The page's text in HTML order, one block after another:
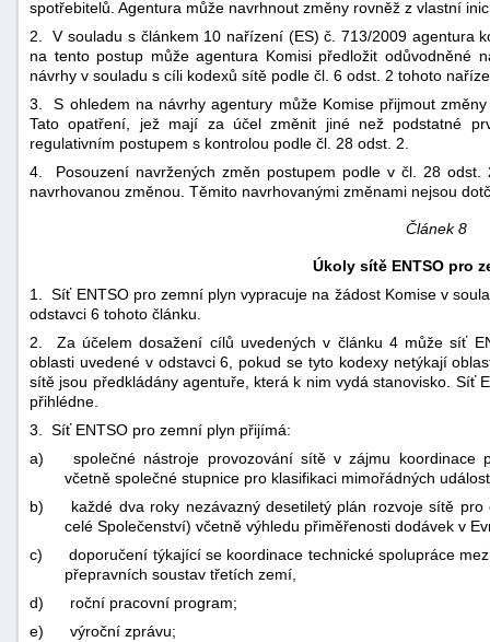
spotřebitelů. Agentura může navrhnout změny rovněž z vlastní
2. V souladu s článkem 10 nařízení (ES) č. 713/2009 agentura
na tento postup může agentura Komisi předložit odůvodněné
návrhy v souladu s cíli kodexů sítě podle čl. 6 odst. 2 tohoto
3. S ohledem na návrhy agentury může Komise přijmout
Tato opatření, jež mají za účel změnit jiné než podstatné
regulativním postupem s kontrolou podle čl. 28 odst. 2.
4. Posouzení navržených změn postupem podle v čl. 28
navrhovanou změnou. Těmito navrhovanými změnami nejsou
Článek 8
Úkoly sítě ENTSO pro
1. Síť ENTSO pro zemní plyn vypracuje na žádost Komise v
odstavci 6 tohoto článku.
2. Za účelem dosažení cílů uvedených v článku 4 může síť
oblasti uvedené v odstavci 6, pokud se tyto kodexy netýkají
sítě jsou předkládány agentuře, která k nim vydá stanovisko. Síť
přihlédne.
3. Síť ENTSO pro zemní plyn přijímá:
a)
společné nástroje provozování sítě v zájmu koordinace
včetně společné stupnice pro klasifikaci mimořádných
b)
každé dva roky nezávazný desetiletý plán rozvoje sítě
celé Společenství) včetně výhledu přiměřenosti dodávek v
c)
doporučení týkající se koordinace technické spolupráce
přepravních soustav třetích zemí,
d)
roční pracovní program;
e)
výroční zprávu;